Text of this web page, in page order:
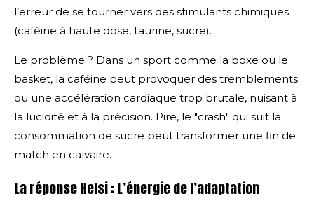
l’erreur de se tourner vers des stimulants chimiques
(caféine à haute dose, taurine, sucre).
Le problème ? Dans un sport comme la boxe ou le
basket, la caféine peut provoquer des tremblements
ou une accélération cardiaque trop brutale, nuisant à
la lucidité et à la précision. Pire, le "crash" qui suit la
consommation de sucre peut transformer une fin de
match en calvaire.
La réponse Helsi : L’énergie de l’adaptation